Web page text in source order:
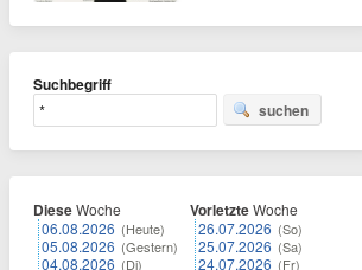
Suchbegriff
suchen
DieseWoche
06.08.2026 (Heute)
05.08.2026 (Gestern)
04.08.2026 (Di)
VorletzteWoche
26.07.2026 (So)
25.07.2026 (Sa)
24.07.2026 (Fr)